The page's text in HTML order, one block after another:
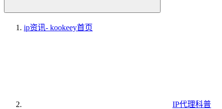
ip资讯- kookeey首页
IP代理科普